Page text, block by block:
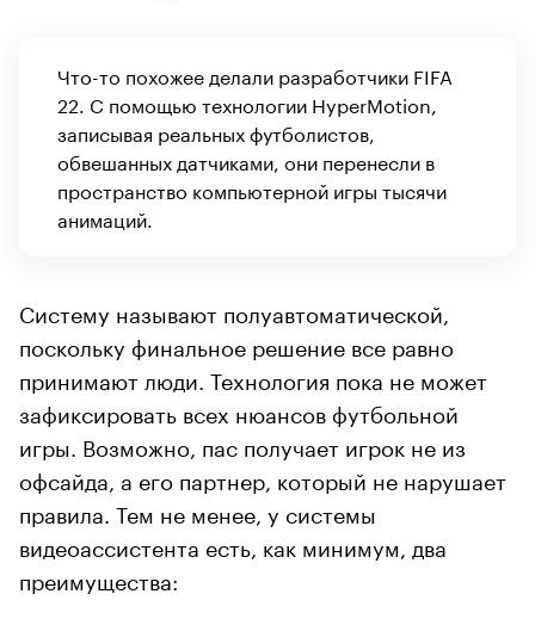
Что-то похожее делали разработчики FIFA
22. С помощью технологии HyperMotion,
записывая реальных футболистов,
обвешанных датчиками, они перенесли в
пространство компьютерной игры тысячи
анимаций.
Систему называют полуавтоматической,
поскольку финальное решение все равно
принимают люди. Технология пока не может
зафиксировать всех нюансов футбольной
игры. Возможно, пас получает игрок не из
офсайда, а его партнер, который не нарушает
правила. Тем не менее, у системы
видеоассистента есть, как минимум, два
преимущества: